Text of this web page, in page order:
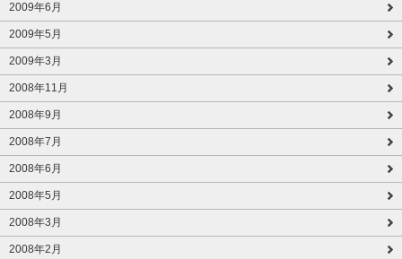
2009年6月
2009年5月
2009年3月
2008年11月
2008年9月
2008年7月
2008年6月
2008年5月
2008年3月
2008年2月